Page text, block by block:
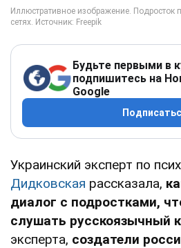
Будьте первыми в
подпишитесь на
Google
Украинский эксперт по
Дидковская рассказала,
диалог с подростками,
слушать русскоязычный
эксперта, создатели